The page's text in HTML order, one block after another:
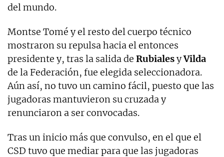
del mundo.
Montse Tomé y el resto del cuerpo técnico
mostraron su repulsa hacia el entonces
presidente y, tras la salida de RubialesyVilda
de la Federación, fue elegida seleccionadora.
Aún así, no tuvo un camino fácil, puesto que las
jugadoras mantuvieron su cruzada y
renunciaron a ser convocadas.
Tras un inicio más que convulso, en el que el
CSD tuvo que mediar para que las jugadoras